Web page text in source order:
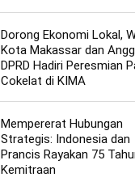
Dorong Ekonomi Lokal,
Kota Makassar dan
DPRD Hadiri Peresmian
Cokelat di KIMA
Mempererat Hubungan
Strategis: Indonesia dan
Prancis Rayakan 75
Kemitraan